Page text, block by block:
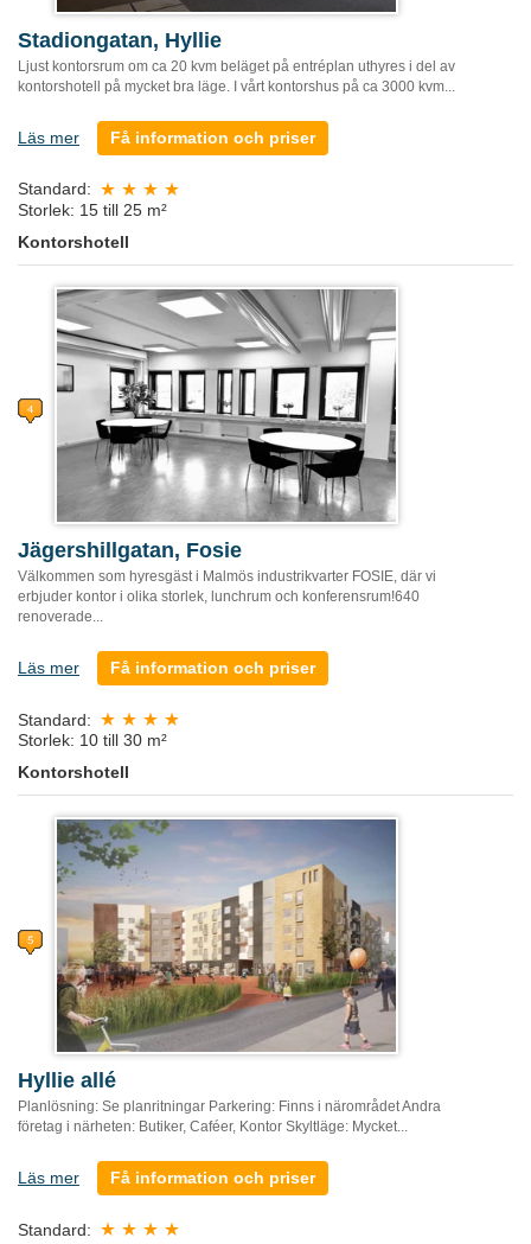
Stadiongatan, Hyllie
Ljust kontorsrum om ca 20 kvm beläget på entréplan uthyres i del av
kontorshotell på mycket bra läge. I vårt kontorshus på ca 3000 kvm...
Läs mer Få information och priser
Standard:
Storlek: 15 till 25 m²
Kontorshotell
Jägershillgatan, Fosie
Välkommen som hyresgäst i Malmös industrikvarter FOSIE, där vi
erbjuder kontor i olika storlek, lunchrum och konferensrum!640
renoverade...
Läs mer Få information och priser
Standard:
Storlek: 10 till 30 m²
Kontorshotell
Hyllie allé
Planlösning: Se planritningar Parkering: Finns i närområdet Andra
företag i närheten: Butiker, Caféer, Kontor Skyltläge: Mycket...
Läs mer Få information och priser
Standard: